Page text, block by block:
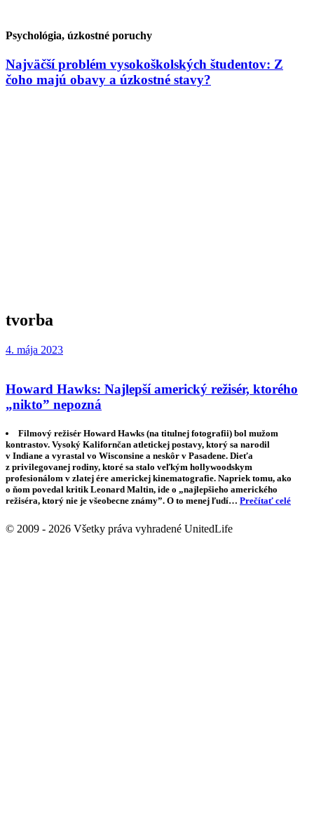
Psychológia, úzkostné poruchy
Najväčší problém vysokoškolských študentov: Z
čoho majú obavy a úzkostné stavy?
tvorba
4. mája 2023
Howard Hawks: Najlepší americký režisér, ktorého
„nikto” nepozná
Filmový režisér Howard Hawks (na titulnej fotografii) bol mužom
kontrastov. Vysoký Kalifornčan atletickej postavy, ktorý sa narodil
v Indiane a vyrastal vo Wisconsine a neskôr v Pasadene. Dieťa
z privilegovanej rodiny, ktoré sa stalo veľkým hollywoodskym
profesionálom v zlatej ére americkej kinematografie. Napriek tomu, ako
o ňom povedal kritik Leonard Maltin, ide o „najlepšieho amerického
režiséra, ktorý nie je všeobecne známy”. O to menej ľudí… Prečítať celé
© 2009 - 2026 Všetky práva vyhradené UnitedLife